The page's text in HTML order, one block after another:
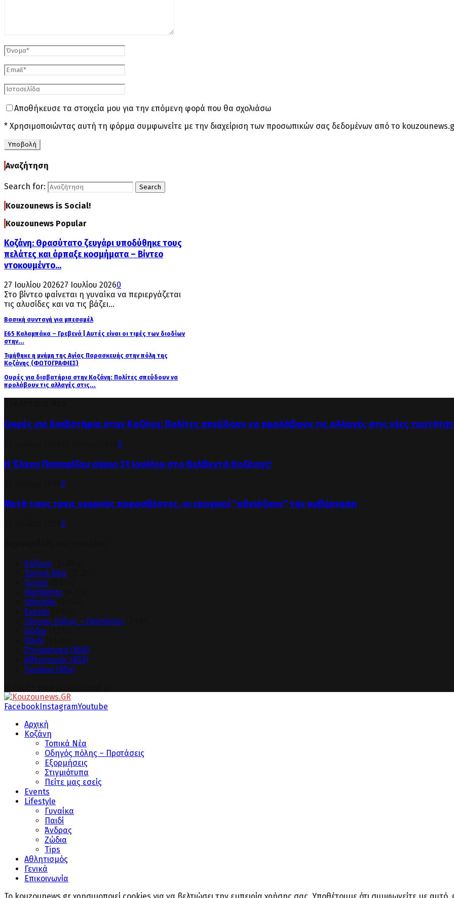
Αποθήκευσε τα στοιχεία μου για την επόμενη φορά που θα σχολιάσω
* Χρησιμοποιώντας αυτή τη φόρμα συμφωνείτε με την διαχείριση των προσωπικών σας δεδομένων από το
Αναζήτηση
Search for: Search
Kouzounews is Social!
Kouzounews Popular
Κοζάνη: Θρασύτατο ζευγάρι υποδύθηκε τους
πελάτες και άρπαξε κοσμήματα – Βίντεο
ντοκουμέντο...
27 Ιουλίου 202627 Ιουλίου 20260
Στο βίντεο φαίνεται η γυναίκα να περιεργάζεται
τις αλυσίδες και να τις βάζει...
Βασική συνταγή για μπεσαμέλ
Ε65 Καλαμπάκα – Γρεβενά | Αυτές είναι οι τιμές των διοδίων
στην...
Τιμήθηκε η μνήμη της Αγίας Παρασκευής στην πόλη της
Κοζάνης (ΦΩΤΟΓΡΑΦΙΕΣ)
Ουρές για διαβατήρια στην Κοζάνη: Πολίτες σπεύδουν να
προλάβουν τις αλλαγές στις...
Ουρές για διαβατήρια στην Κοζάνη: Πολίτες σπεύδουν να προλάβουν τις αλλαγές στις νέες
0
Η Έλενα Παπαρίζου αύριο 31 Ιουλίου στο Βελβεντό Κοζάνης!
0
Μετά τους τρεις νεκρούς πυροσβέστες, οι εποχικοί “αδειάζουν” την κυβέρνηση
0
Κοζάνη
Τοπικά Νέα
Γενικά
Highlights
Lifestyle
Events
Οδηγός πόλης – Προτάσεις
Ζώδια
Παιδί
Στιγμιότυπα (858)
Αθλητισμός (833)
Γυναίκα (804)
Facebook InstagramYoutube
Αρχική
Κοζάνη
Τοπικά Νέα
Οδηγός πόλης – Προτάσεις
Εξορμήσεις
Στιγμιότυπα
Πείτε μας εσείς
Events
Lifestyle
Γυναίκα
Παιδί
Άνδρας
Ζώδια
Tips
Αθλητισμός
Γενικά
Επικοινωνία